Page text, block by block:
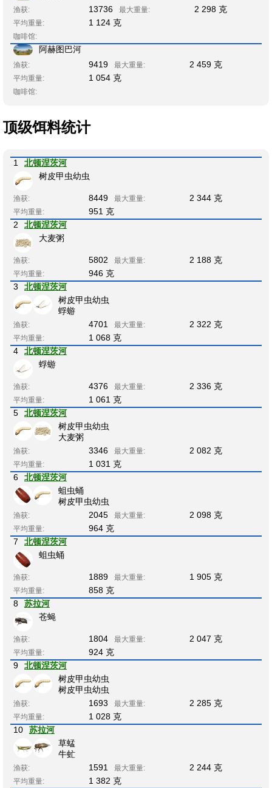
渔获: 13736 最大重量: 2 298 克
平均重量: 1 124 克
咖啡馆:
阿赫图巴河
渔获: 9419 最大重量: 2 459 克
平均重量: 1 054 克
咖啡馆:
顶级饵料统计
1
北顿涅茨河
树皮甲虫幼虫
渔获: 8449 最大重量: 2 344 克
平均重量:
951 克
2
北顿涅茨河
大麦粥
渔获: 5802 最大重量: 2 188 克
平均重量:
946 克
3
北顿涅茨河
树皮甲虫幼虫
蜉蝣
渔获: 4701 最大重量: 2 322 克
平均重量:
1 068 克
4
北顿涅茨河
蜉蝣
渔获: 4376 最大重量: 2 336 克
平均重量:
1 061 克
5
北顿涅茨河
树皮甲虫幼虫
大麦粥
渔获: 3346 最大重量: 2 082 克
平均重量:
1 031 克
6
北顿涅茨河
蛆虫蛹
树皮甲虫幼虫
渔获: 2045 最大重量: 2 098 克
平均重量:
964 克
7
北顿涅茨河
蛆虫蛹
渔获: 1889 最大重量: 1 905 克
平均重量:
858 克
8
苏拉河
苍蝇
渔获: 1804 最大重量: 2 047 克
平均重量:
924 克
9
北顿涅茨河
树皮甲虫幼虫
树皮甲虫幼虫
渔获: 1693 最大重量: 2 285 克
平均重量:
1 028 克
10
苏拉河
草蜢
牛虻
渔获: 1591 最大重量: 2 244 克
平均重量:
1 382 克